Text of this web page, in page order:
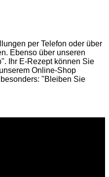
per Telefon oder über
Ebenso über unseren
. Ihr E-Rezept können Sie
Online-Shop
"Bleiben Sie